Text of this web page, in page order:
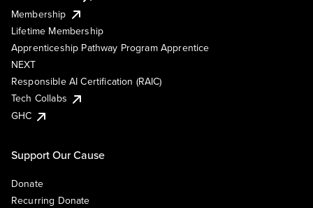
Membership
Lifetime Membership
Apprenticeship Pathway Program Apprentice
NEXT
Responsible AI Certification (RAIC)
Tech Collabs
GHC
Support Our Cause
Donate
Recurring Donate